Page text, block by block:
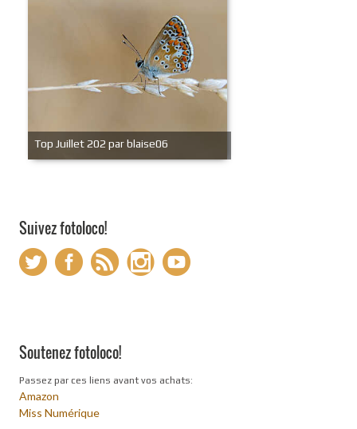
Top Juillet 202 par blaise06
Suivez fotoloco!
Soutenez fotoloco!
Passez par ces liens avant vos achats:
Amazon
Miss Numérique